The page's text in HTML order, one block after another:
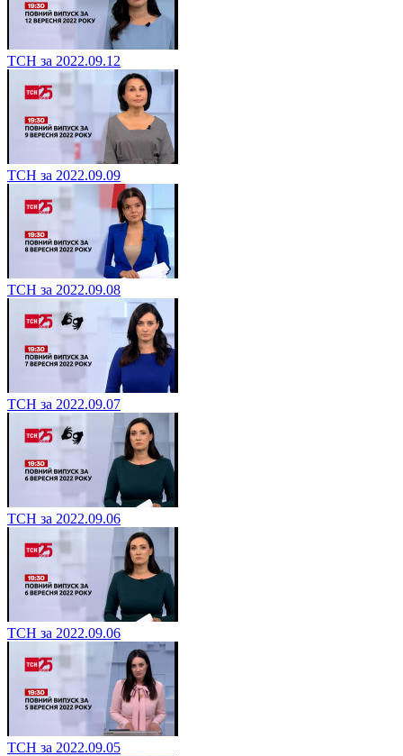
ТСН за 2022.09.12
ТСН за 2022.09.09
ТСН за 2022.09.08
ТСН за 2022.09.07
ТСН за 2022.09.06
ТСН за 2022.09.06
ТСН за 2022.09.05